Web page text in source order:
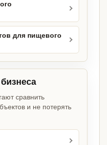
для пищевого
сравнить
и не потерять